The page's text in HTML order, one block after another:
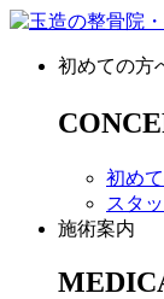
初めての方
初め
スタ
施術案内